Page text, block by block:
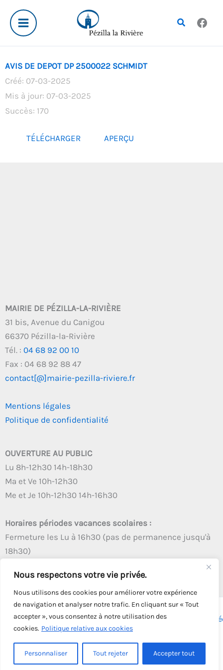
Nous respectons votre vie privée.
Nous utilisons des cookies pour améliorer votre expérience
de navigation et analyser notre trafic. En cliquant sur « Tout
accepter », vous consentez à notre utilisation des
cookies. Politique relative aux cookies
Personnaliser Tout rejeter Accepter tout
contenu
Rechercher
AVIS DE DEPOT DP 2500022 SCHMIDT
Créé: 07-03-2025
Mis à jour: 07-03-2025
Succès: 170
TÉLÉCHARGER APERÇU
MAIRIE DE PÉZILLA-LA-RIVIÈRE
31 bis, Avenue du Canigou
66370 Pézilla-la-Rivière
Tél. : 04 68 92 00 10
Fax : 04 68 92 88 47
contact[@]mairie-pezilla-riviere.fr
Mentions légales
Politique de confidentialité
OUVERTURE AU PUBLIC
Lu 8h-12h30 14h-18h30
Ma et Ve 10h-12h30
Me et Je 10h-12h30 14h-16h30
Horaires périodes vacances scolaires :
Fermeture les Lu à 16h30 (pas de permanence jusqu'à
18h30)
Copyright © 2026 - Tous droits réservés - | Webmaster
Solution